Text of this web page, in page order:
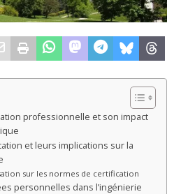
professionnelle et son impact
et leurs implications sur la
sur les normes de certification
personnelles dans l’ingénierie